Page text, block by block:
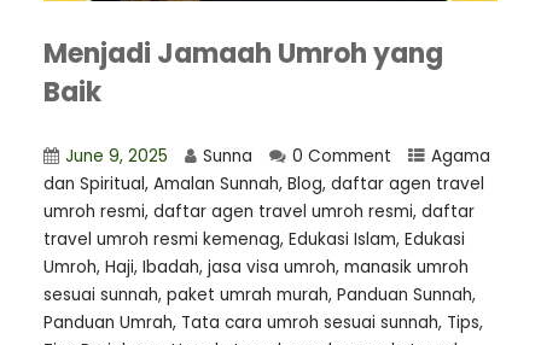
Menjadi Jamaah Umroh yang
Baik
June 9, 2025 Sunna 0 Comment
Agama
dan Spiritual, Amalan Sunnah, Blog, daftar agen travel
umroh resmi, ⁠daftar agen travel umroh resmi, daftar
travel umroh resmi kemenag, Edukasi Islam, Edukasi
Umroh, Haji, Ibadah, jasa visa umroh, manasik umroh
sesuai sunnah, paket umrah murah, Panduan Sunnah,
Panduan Umrah, Tata cara umroh sesuai sunnah, Tips,